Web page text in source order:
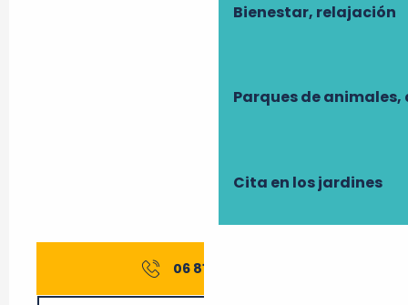
Bienestar, relajación
Parques de
Cita en los jardines
06 81 10 78